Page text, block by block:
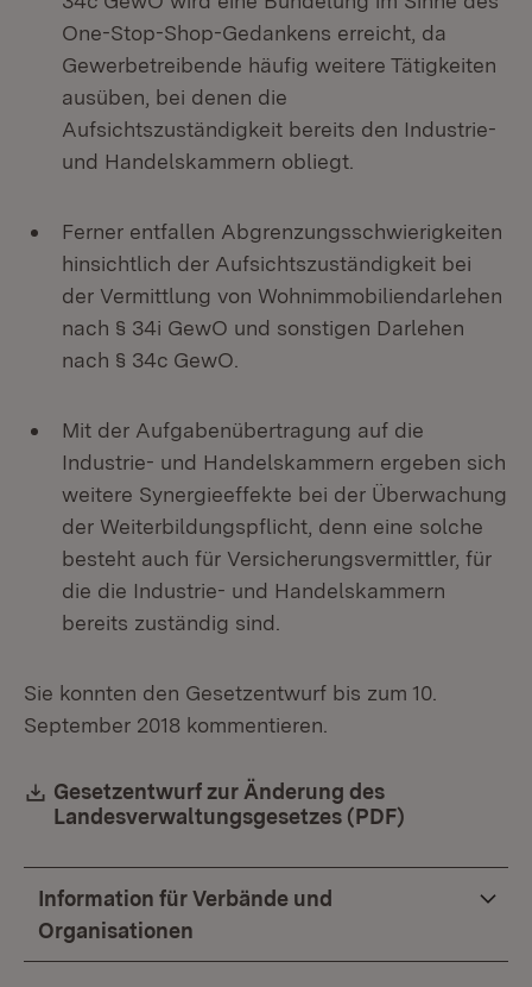
One-Stop-Shop-Gedankens erreicht, da
Gewerbetreibende häufig weitere Tätigkeiten
ausüben, bei denen die
Aufsichtszuständigkeit bereits den Industrie-
und Handelskammern obliegt.
Ferner entfallen Abgrenzungsschwierigkeiten
hinsichtlich der Aufsichtszuständigkeit bei
der Vermittlung von Wohnimmobiliendarlehen
nach § 34i GewO und sonstigen Darlehen
nach § 34c GewO.
Mit der Aufgabenübertragung auf die
Industrie- und Handelskammern ergeben sich
weitere Synergieeffekte bei der Überwachung
der Weiterbildungspflicht, denn eine solche
besteht auch für Versicherungsvermittler, für
die die Industrie- und Handelskammern
bereits zuständig sind.
Sie konnten den Gesetzentwurf bis zum 10.
September 2018 kommentieren.
Download:
Gesetzentwurf zur Änderung des
Landesverwaltungsgesetzes (PDF)
Information für Verbände und
Organisationen